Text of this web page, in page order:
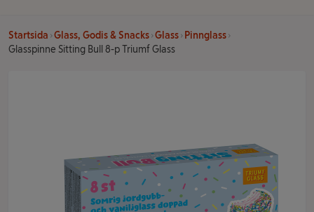
Startsida Glass, Godis & Snacks Glass
Pinnglass
Glasspinne Sitting Bull 8-p Triumf Glass